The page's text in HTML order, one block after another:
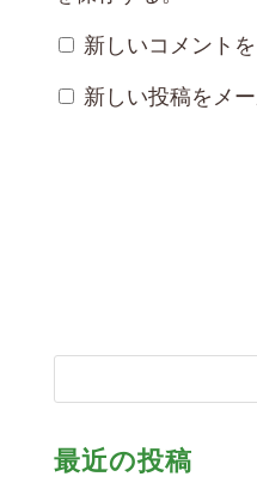
新しいコメント
新しい投稿をメ
最近の投稿